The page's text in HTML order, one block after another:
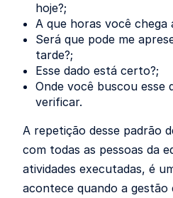
hoje?;
A que horas você chega
Será que pode me
tarde?;
Esse dado está certo?;
Onde você buscou esse
verificar.
A repetição desse padrão
com todas as pessoas da
atividades executadas, é
acontece quando a gestão